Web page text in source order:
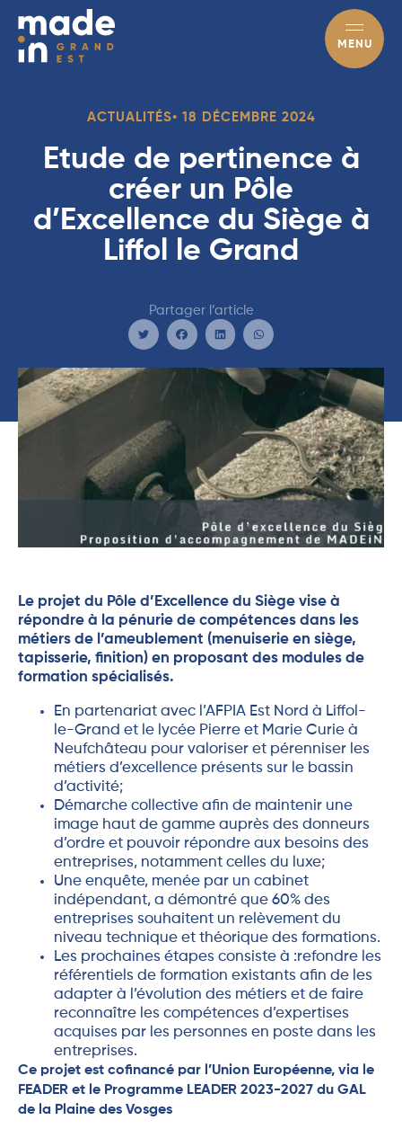
MENU
ACTUALITÉS• 18 DÉCEMBRE 2024
Etude de pertinence à
créer un Pôle
d’Excellence du Siège à
Liffol le Grand
Partager l’article
Le projet du Pôle d’Excellence du Siège vise à
répondre à la pénurie de compétences dans les
métiers de l’ameublement (menuiserie en siège,
tapisserie, finition) en proposant des modules de
formation spécialisés.
En partenariat avec l’AFPIA Est Nord à Liffol-
le-Grand et le lycée Pierre et Marie Curie à
Neufchâteau pour valoriser et pérenniser les
métiers d’excellence présents sur le bassin
d’activité;
Démarche collective afin de maintenir une
image haut de gamme auprès des donneurs
d’ordre et pouvoir répondre aux besoins des
entreprises, notamment celles du luxe;
Une enquête, menée par un cabinet
indépendant, a démontré que 60% des
entreprises souhaitent un relèvement du
niveau technique et théorique des formations.
Les prochaines étapes consiste à :refondre les
référentiels de formation existants afin de les
adapter à l’évolution des métiers et de faire
reconnaître les compétences d’expertises
acquises par les personnes en poste dans les
entreprises.
Ce projet est cofinancé par l’Union Européenne, via le
FEADER et le Programme LEADER 2023-2027 du GAL
de la Plaine des Vosges